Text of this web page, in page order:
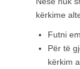
kërkime
Futni
Për të
kërkim